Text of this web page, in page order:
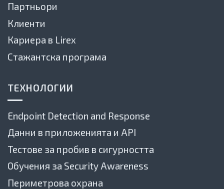
Партньори
Клиенти
Кариера в Lirex
Стажантска програма
ТЕХНОЛОГИИ
Endpoint Detection and Response
Данни в приложенията и API
Тестове за пробив в сигурността
Обучения за Security Awareness
Периметрова охрана